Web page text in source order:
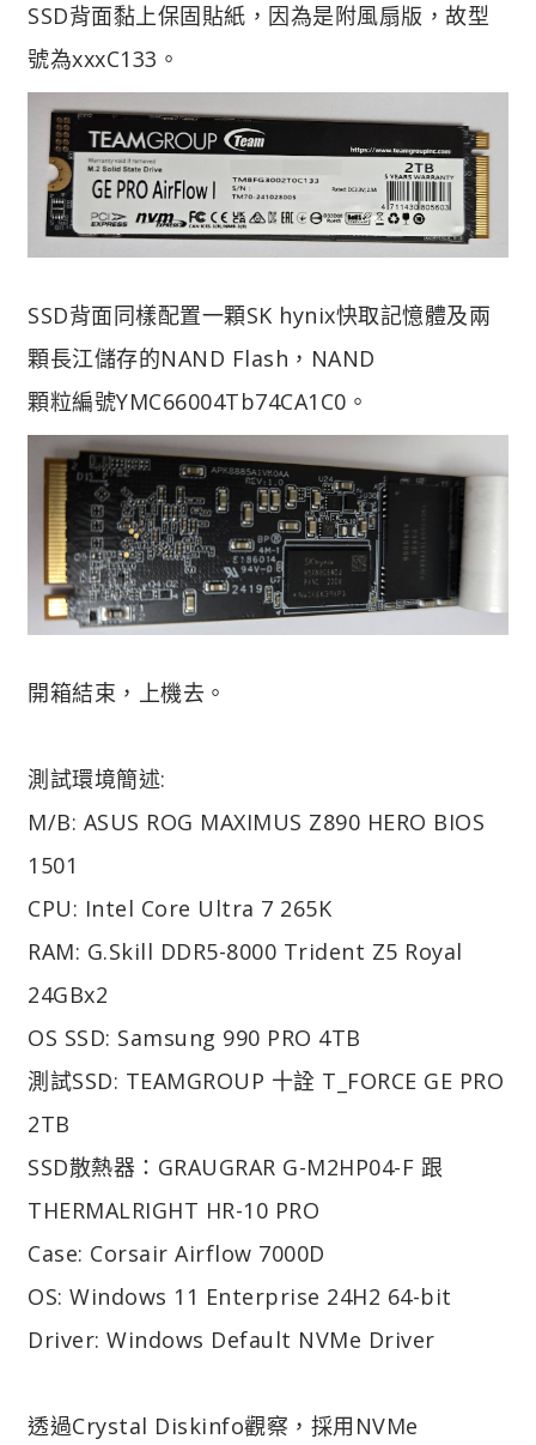
SSD背面黏上保固貼紙，因為是附風扇版，故型
號為xxxC133。
SSD背面同樣配置一顆SK hynix快取記憶體及兩
顆長江儲存的NAND Flash，NAND
顆粒編號YMC66004Tb74CA1C0。
開箱結束，上機去。
測試環境簡述:
M/B: ASUS ROG MAXIMUS Z890 HERO BIOS
1501
CPU: Intel Core Ultra 7 265K
RAM: G.Skill DDR5-8000 Trident Z5 Royal
24GBx2
OS SSD: Samsung 990 PRO 4TB
測試SSD: TEAMGROUP 十詮 T_FORCE GE PRO
2TB
SSD散熱器：GRAUGRAR G-M2HP04-F 跟
THERMALRIGHT HR-10 PRO
Case: Corsair Airflow 7000D
OS: Windows 11 Enterprise 24H2 64-bit
Driver: Windows Default NVMe Driver
透過Crystal Diskinfo觀察，採用NVMe